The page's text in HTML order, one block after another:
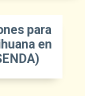
para
en